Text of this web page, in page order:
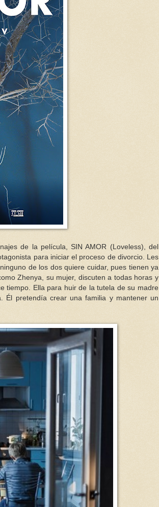
de la película, SIN AMOR (Loveless), del
para iniciar el proceso de divorcio. Les
de los dos quiere cuidar, pues tienen ya
Zhenya, su mujer, discuten a todas horas y
tiempo. Ella para huir de la tutela de su madre
Él pretendía crear una familia y mantener un